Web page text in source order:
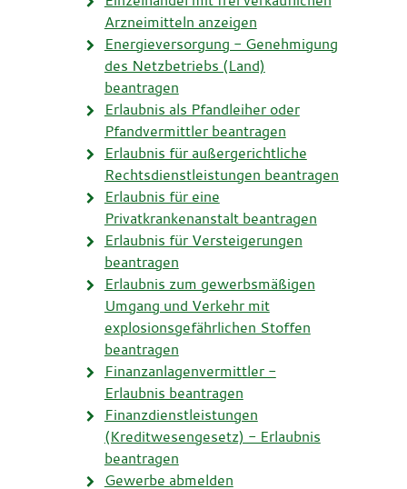
Arzneimitteln anzeigen
Energieversorgung - Genehmigung
des Netzbetriebs (Land)
beantragen
Erlaubnis als Pfandleiher oder
Pfandvermittler beantragen
Erlaubnis für außergerichtliche
Rechtsdienstleistungen beantragen
Erlaubnis für eine
Privatkrankenanstalt beantragen
Erlaubnis für Versteigerungen
beantragen
Erlaubnis zum gewerbsmäßigen
Umgang und Verkehr mit
explosionsgefährlichen Stoffen
beantragen
Finanzanlagenvermittler -
Erlaubnis beantragen
Finanzdienstleistungen
(Kreditwesengesetz) - Erlaubnis
beantragen
Gewerbe abmelden